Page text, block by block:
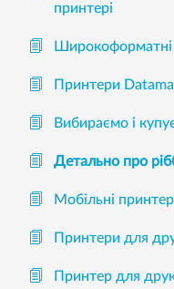
принтері
Широкоформатні
Принтери
Вибираємо і
Детально про
Мобільні
Принтери для
Принтер для